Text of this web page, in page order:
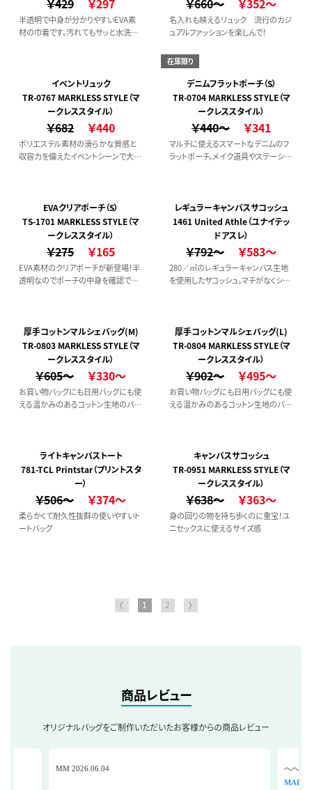
￥429 ￥297
半透明で中身が分かりやすいEVA素
材の巾着です。汚れてもサッと水洗い
￥660～ ￥352～
名入れも映えるリュック 流行のカジ
ュアルファッションを楽しんで！
イベントリュック
TR-0767 MARKLESS STYLE（マ
ークレススタイル）
￥682 ￥440
ポリエステル素材の滑らかな質感と
収容力を備えたイベントシーンで大活
在庫限り
デニムフラットポーチ（S）
TR-0704 MARKLESS STYLE（マ
ークレススタイル）
￥440～ ￥341
マルチに使えるスマートなデニムのフ
ラットポーチ。メイク道具やステーショ
EVAクリアポーチ（S）
TS-1701 MARKLESS STYLE（マ
ークレススタイル）
￥275 ￥165
EVA素材のクリアポーチが新登場！半
透明なのでポーチの中身を確認でき
レギュラーキャンバスサコッシュ
1461 United Athle（ユナイテッ
ドアスレ）
￥792～ ￥583～
280／㎡のレギュラーキャンバス生地
を使用したサコッシュ。マチがなくシン
ても便利です。
厚手コットンマルシェバッグ(M)
TR-0803 MARKLESS STYLE（マ
ークレススタイル）
￥605～ ￥330～
お買い物バッグにも日用バッグにも使
える温かみのあるコットン生地のバッ
ワンサイズ大きいLサイズもございま
す。
厚手コットンマルシェバッグ(L)
TR-0804 MARKLESS STYLE（マ
ークレススタイル）
￥902～ ￥495～
お買い物バッグにも日用バッグにも使
える温かみのあるコットン生地のバッ
ワンサイズ小さいMサイズもございま
す。
ライトキャンバストート
781-TCL Printstar（プリントスタ
ー）
￥506～ ￥374～
柔らかくて耐久性抜群の使いやすいト
ートバッグ
キャンバスサコッシュ
TR-0951 MARKLESS STYLE（マ
ークレススタイル）
￥638～ ￥363～
身の回りの物を持ち歩くのに重宝！ユ
ニセックスに使えるサイズ感
⟨ 1 2 ⟩
商品レビュー
オリジナルバッグをご制作いただいたお客様からの商品レビュー
MM 2026.06.04
へへー